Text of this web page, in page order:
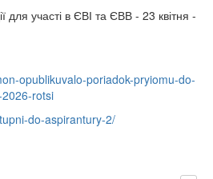
для участі в ЄВІ та ЄВВ - 23 квітня -
opublikuvalo-poriadok-pryiomu-do-
rotsi
do-aspirantury-2/